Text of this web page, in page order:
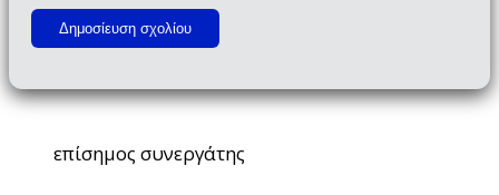
επίσημος συνεργάτης